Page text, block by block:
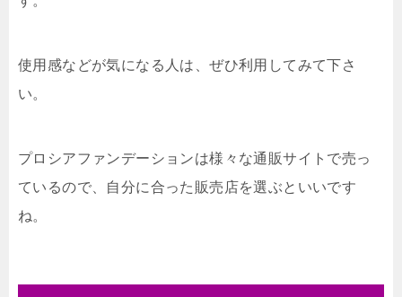
使用感などが気になる人は、ぜひ利用してみて下さ
い。
プロシアファンデーションは様々な通販サイトで売っ
ているので、自分に合った販売店を選ぶといいです
ね。